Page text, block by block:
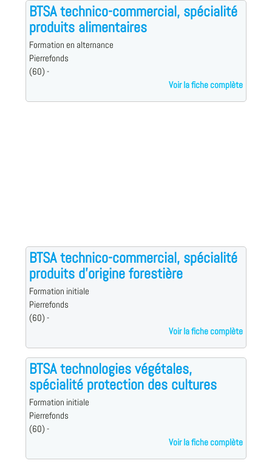
BTSA technico-commercial, spécialité
produits alimentaires
Formation en alternance
Pierrefonds
(60) -
Voir la fiche complète
BTSA technico-commercial, spécialité
produits d'origine forestière
Formation initiale
Pierrefonds
(60) -
Voir la fiche complète
BTSA technologies végétales,
spécialité protection des cultures
Formation initiale
Pierrefonds
(60) -
Voir la fiche complète